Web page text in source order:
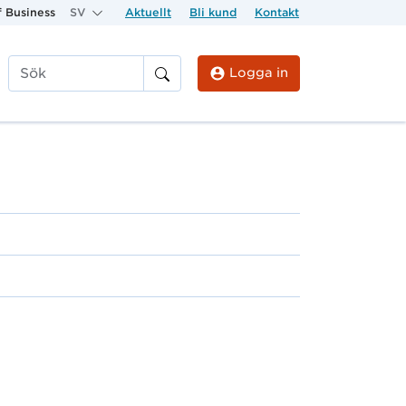
Business SV Aktuellt Bli kund Kontakt
Sök
Logga in